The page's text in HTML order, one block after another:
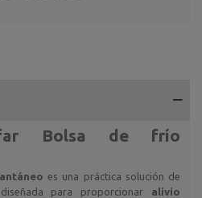
Bolsa de frío
es una práctica solución de
diseñada para proporcionar alivio